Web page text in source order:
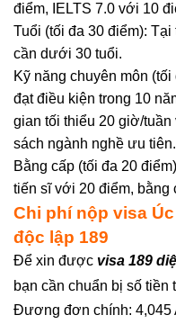
điểm, IELTS 7.0 với 10
Tuổi (tối đa 30 điểm):
cần dưới 30 tuổi.
Kỹ năng chuyên môn
đạt điều kiện trong 10
gian tối thiểu 20 giờ/tuần
sách ngành nghề ưu tiên.
Bằng cấp (tối đa 20
tiến sĩ với 20 điểm, bằng
Chi phí nộp visa
độc lập 189
Để xin được visa 189
bạn cần chuẩn bị số tiền
Đương đơn chính: 4,045